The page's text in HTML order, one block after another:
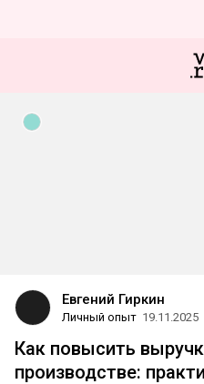
Евгений Гиркин
Личный опыт 19.11.2025
Как повысить
производстве: